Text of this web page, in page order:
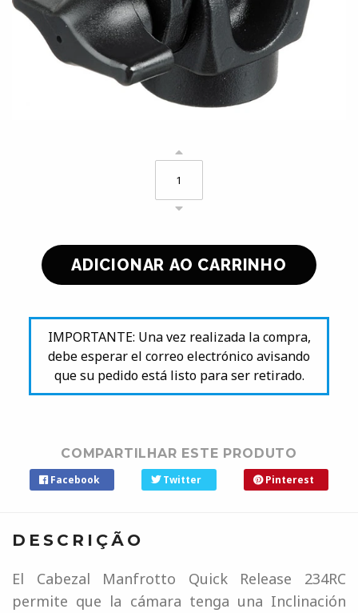
IMPORTANTE: Una vez realizada la compra,
debe esperar el correo electrónico avisando
que su pedido está listo para ser retirado.
COMPARTILHAR ESTE PRODUTO
Facebook Twitter Pinterest
DESCRIÇÃO
El Cabezal Manfrotto Quick Release 234RC
permite que la cámara tenga una Inclinación